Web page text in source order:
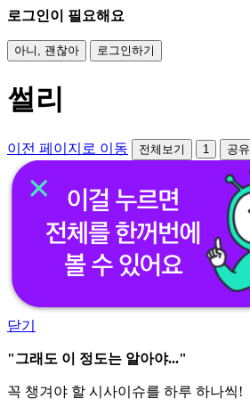
로그인이 필요해요
아니, 괜찮아 로그인하기
썰리
이전 페이지로 이동 전체보기 1 공유
닫기
"그래도 이 정도는 알아야..."
꼭 챙겨야 할 시사이슈를 하루 하나씩!